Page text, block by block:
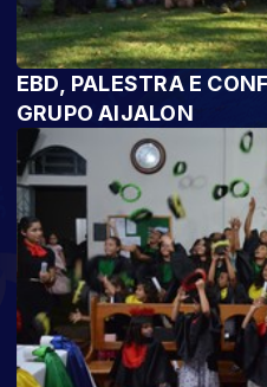
EBD, PALESTRA E
GRUPO AIJALON